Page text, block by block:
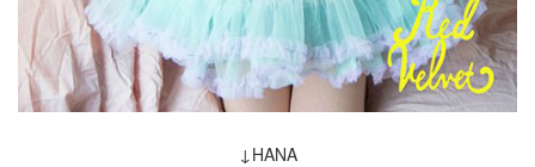
↓HANA